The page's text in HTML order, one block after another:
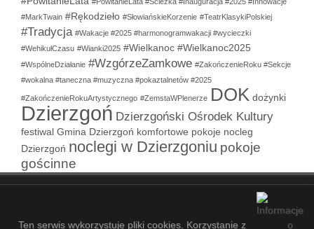
#MarkTwain #Rękodzieło #SłowiańskieKorzenie #TeatrKlasykiPolskiej
#Tradycja #Wakacje #2025 #harmonogramwakacji #wycieczki
#WehikułCzasu #Wianki2025 #Wielkanoc #Wielkanoc2025
#WspólneDziałanie #WzgórzeZamkowe #ZakończenieRoku #Sekcje
#wokalna #taneczna #muzyczna #pokaztalnetów #2025
#ZakończenieRokuArtystycznego #ZemstaWPlenerze DOK dożynki
Dzierzgoń Dzierzgoński Ośrodek Kultury
festiwal Gmina Dzierzgoń komfortowe pokoje nocleg
Dzierzgoń noclegi w Dzierzgoniu pokoje
gościnne
COPYRIGHT © 2021-2026 - DZIERZGOŃSKI OŚRODEK KULTURY
Ten serwis wykorzystuje pliki cookies. Korzystanie z